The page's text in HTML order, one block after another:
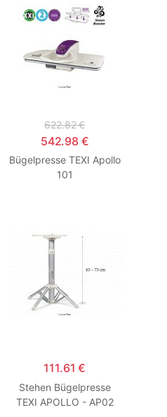
622.82 €
542.98 €
Bügelpresse TEXI Apollo
101
111.61 €
Stehen Bügelpresse
TEXI APOLLO - AP02